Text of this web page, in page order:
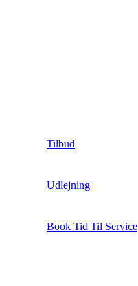
Tilbud
Udlejning
Book Tid Til Service